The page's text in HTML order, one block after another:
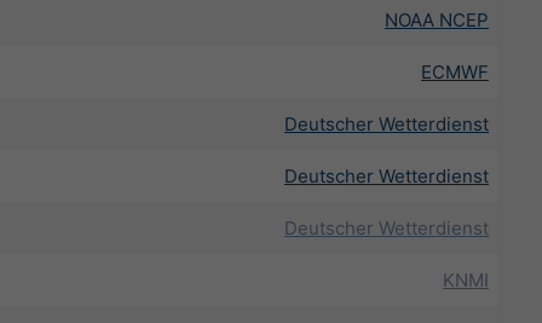
NOAA NCEP
ECMWF
Deutscher Wetterdienst
Deutscher Wetterdienst
Deutscher Wetterdienst
KNMI